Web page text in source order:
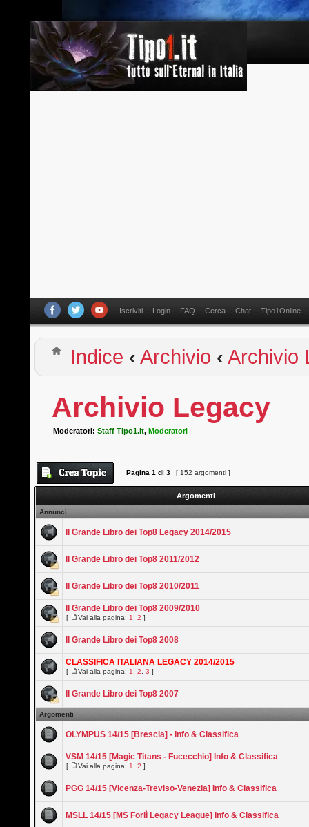
Iscriviti Login FAQ Cerca Chat Tipo1Online
Indice ‹ Archivio ‹ Archivio
Archivio Legacy
Moderatori:Staff Tipo1.it,Moderatori
Pagina1 di3 [ 152 argomenti ]
Argomenti
Annunci
Il Grande Libro dei Top8 Legacy 2014/2015
Il Grande Libro dei Top8 2011/2012
Il Grande Libro dei Top8 2010/2011
Il Grande Libro dei Top8 2009/2010
[ Vai alla pagina: 1 ,2 ]
Il Grande Libro dei Top8 2008
CLASSIFICA ITALIANA LEGACY 2014/2015
[ Vai alla pagina: 1 ,2 ,3 ]
Il Grande Libro dei Top8 2007
Argomenti
OLYMPUS 14/15 [Brescia] - Info & Classifica
VSM 14/15 [Magic Titans - Fucecchio] Info & Classifica
[ Vai alla pagina: 1 ,2 ]
PGG 14/15 [Vicenza-Treviso-Venezia] Info & Classifica
MSLL 14/15 [MS Forlì Legacy League] Info & Classifica